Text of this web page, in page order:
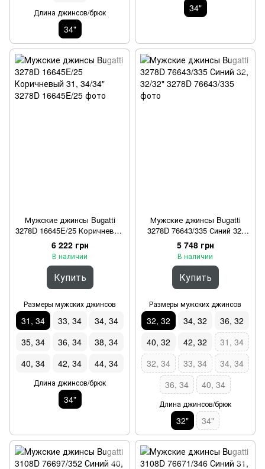
Длина джинсов/брюк
34"
34"
Мужские джинсы Bugatti
3278D 16645E/25 Коричневый
31, 34/34"
6 222 грн
В наличии
Купить
Размеры мужских джинсов
31, 34 33, 34
34, 34
35, 34
36, 34
38, 34
40, 34
42, 34 44, 34
Длина джинсов/брюк
34"
Мужские джинсы Bugatti
3278D 76643/335 Синий 32,
32/32"
5 748 грн
В наличии
Купить
Размеры мужских джинсов
32, 32 34, 32
36, 32
40, 32
42, 32
31, 34
32, 34
33, 34
34, 34
36, 34
40, 34
Длина джинсов/брюк
32" 34"